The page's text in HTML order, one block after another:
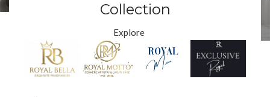
Collection
Explore